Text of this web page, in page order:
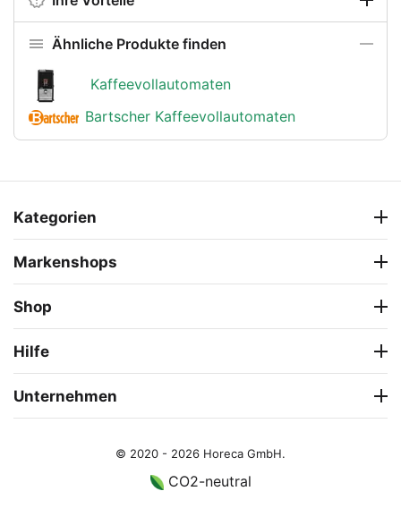
Ähnliche Produkte finden
Kaffeevollautomaten
Bartscher Kaffeevollautomaten
Kategorien
Markenshops
Shop
Hilfe
Unternehmen
© 2020 - 2026 Horeca GmbH.
CO2-neutral